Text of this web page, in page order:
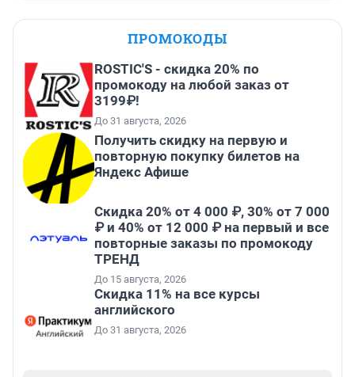
ПРОМОКОДЫ
ROSTIC'S - скидка 20% по
промокоду на любой заказ от
3199₽!
До 31 августа, 2026
Получить скидку на первую и
повторную покупку билетов на
Яндекс Афише
Скидка 20% от 4 000 ₽, 30% от 7 000
₽ и 40% от 12 000 ₽ на первый и все
повторные заказы по промокоду
ТРЕНД
До 15 августа, 2026
Скидка 11% на все курсы
английского
До 31 августа, 2026